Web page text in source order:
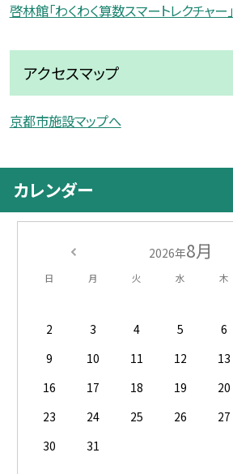
啓林館「わくわく算数スマートレクチャー」
アクセスマップ
京都市施設マップへ
カレンダー
2026年8月
日 月 火 水 木
2
3 4 5 6
9
10 11 12 13
16
17 18 19 20
23
24 25 26 27
30
31